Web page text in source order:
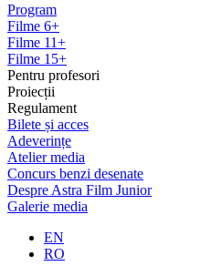
Program
Filme 6+
Filme 11+
Filme 15+
Pentru profesori
Proiecții
Regulament
Bilete și acces
Adeverințe
Atelier media
Concurs benzi desenate
Despre Astra Film Junior
Galerie media
EN
RO